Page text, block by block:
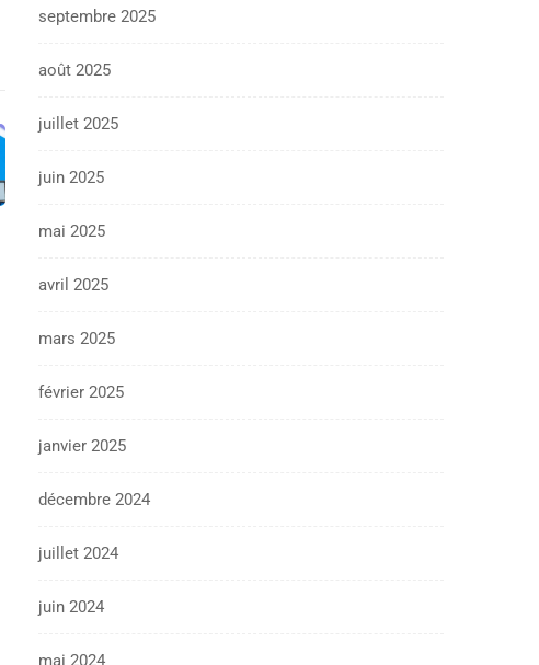
septembre 2025
août 2025
juillet 2025
juin 2025
mai 2025
avril 2025
mars 2025
février 2025
janvier 2025
décembre 2024
juillet 2024
juin 2024
mai 2024